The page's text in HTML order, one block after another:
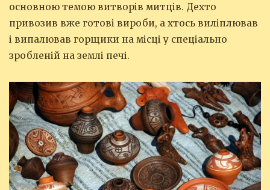
основною темою витворів митців. Дехто
привозив вже готові вироби, а хтось виліплював
і випалював горщики на місці у спеціально
зробленій на землі печі.